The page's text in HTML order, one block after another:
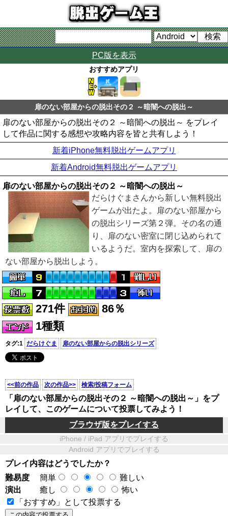
PC版を表示
おすすめアプリ
扉のない部屋からの脱出その２ ～暗闇への脱出～
扉のない部屋からの脱出その２ ～暗闇への脱出～ をプレイ
して作品に関する感想や攻略内容を皆と共有しよう！
新着iPhone無料脱出ゲームアプリ
新着Android無料脱出ゲームアプリ
扉のない部屋からの脱出その２ ～暗闇への脱出～
だらけぐまさんから新しい無料脱出
ゲームが出たよ。扉のない部屋から
の脱出シリーズ第２弾。その名の通
り、扉のない密室に閉じ込められて
いるようだ。室内を探索して、扉の
ない部屋から脱出しよう。
271件
86％
1種類
タグ:1 だらけぐま 扉のない部屋からの脱出シリーズ
<<前の作品 次の作品>> 検索/投稿フォーム
「扉のない部屋からの脱出その２ ～暗闇への脱出～」をプ
レイして、このゲームについて投票してみよう！
ブラウザ版をプレイする
iPhone / iPad アプリでプレイする
Android アプリでプレイする
プレイ内容はどうでしたか？
難易度
簡単
難しい
演出
癒し
怖い
「おすすめ」として投票する